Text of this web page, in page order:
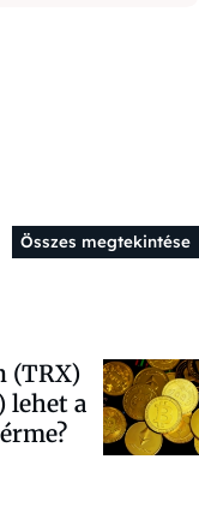
Összes megtekintése
(TRX)
lehet a